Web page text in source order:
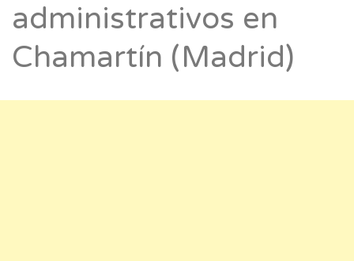
administrativos en
Chamartín (Madrid)